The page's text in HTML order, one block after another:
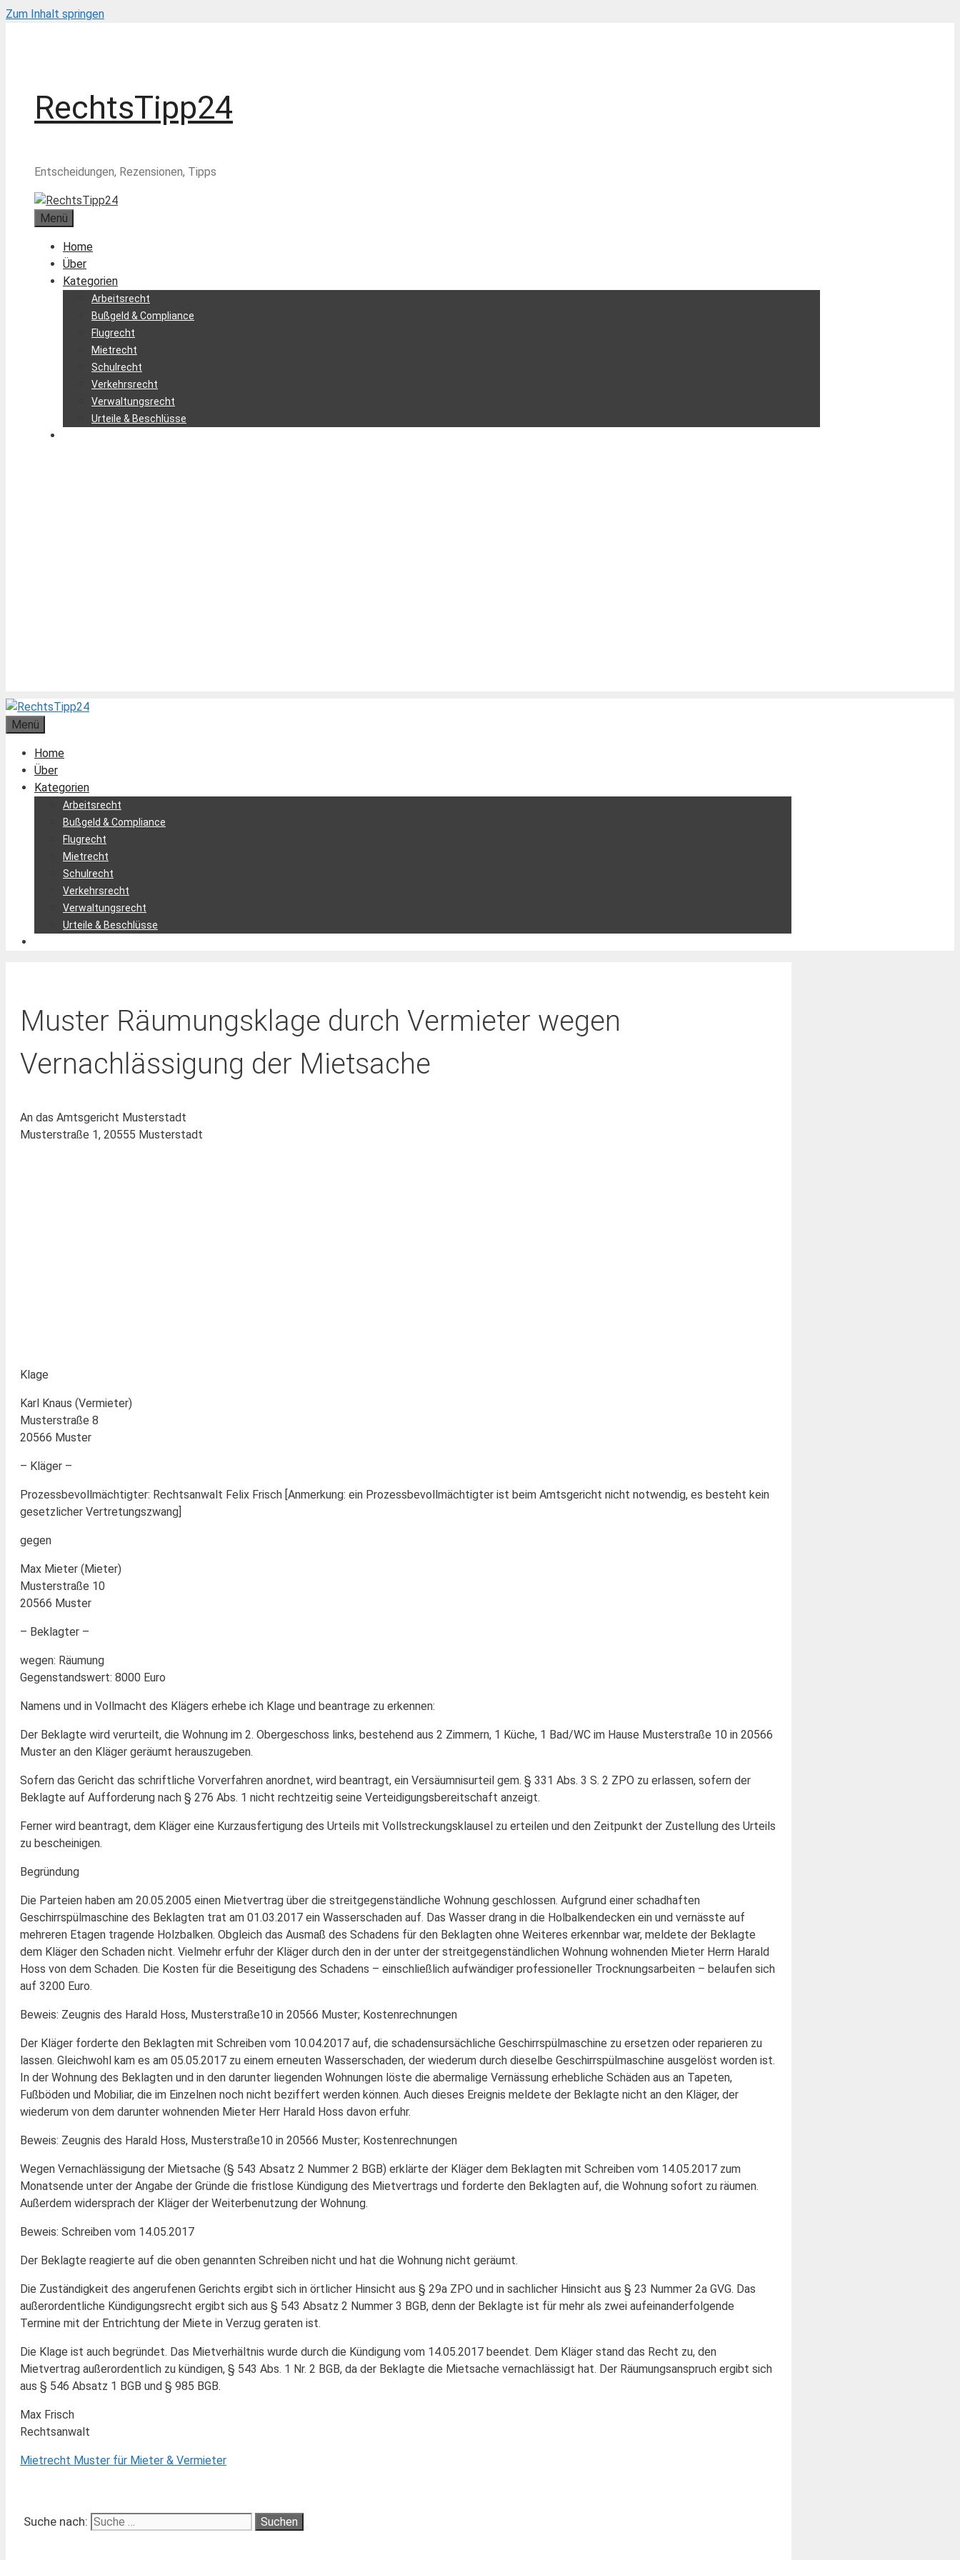
Zum Inhalt springen
RechtsTipp24
Entscheidungen, Rezensionen, Tipps
Menü
Home
Über
Kategorien
Arbeitsrecht
Bußgeld & Compliance
Flugrecht
Mietrecht
Schulrecht
Verkehrsrecht
Verwaltungsrecht
Urteile & Beschlüsse
Menü
Home
Über
Kategorien
Arbeitsrecht
Bußgeld & Compliance
Flugrecht
Mietrecht
Schulrecht
Verkehrsrecht
Verwaltungsrecht
Urteile & Beschlüsse
Muster Räumungsklage durch Vermieter wegen
Vernachlässigung der Mietsache
An das Amtsgericht Musterstadt
Musterstraße 1, 20555 Musterstadt
Klage
Karl Knaus (Vermieter)
Musterstraße 8
20566 Muster
– Kläger –
Prozessbevollmächtigter: Rechtsanwalt Felix Frisch [Anmerkung: ein Prozessbevollmächtigter ist beim Amtsgericht nicht notwendig, es besteht kein
gesetzlicher Vertretungszwang]
gegen
Max Mieter (Mieter)
Musterstraße 10
20566 Muster
– Beklagter –
wegen: Räumung
Gegenstandswert: 8000 Euro
Namens und in Vollmacht des Klägers erhebe ich Klage und beantrage zu erkennen:
Der Beklagte wird verurteilt, die Wohnung im 2. Obergeschoss links, bestehend aus 2 Zimmern, 1 Küche, 1 Bad/WC im Hause Musterstraße 10 in 20566
Muster an den Kläger geräumt herauszugeben.
Sofern das Gericht das schriftliche Vorverfahren anordnet, wird beantragt, ein Versäumnisurteil gem. § 331 Abs. 3 S. 2 ZPO zu erlassen, sofern der
Beklagte auf Aufforderung nach § 276 Abs. 1 nicht rechtzeitig seine Verteidigungsbereitschaft anzeigt.
Ferner wird beantragt, dem Kläger eine Kurzausfertigung des Urteils mit Vollstreckungsklausel zu erteilen und den Zeitpunkt der Zustellung des Urteils
zu bescheinigen.
Begründung
Die Parteien haben am 20.05.2005 einen Mietvertrag über die streitgegenständliche Wohnung geschlossen. Aufgrund einer schadhaften
Geschirrspülmaschine des Beklagten trat am 01.03.2017 ein Wasserschaden auf. Das Wasser drang in die Holbalkendecken ein und vernässte auf
mehreren Etagen tragende Holzbalken. Obgleich das Ausmaß des Schadens für den Beklagten ohne Weiteres erkennbar war, meldete der Beklagte
dem Kläger den Schaden nicht. Vielmehr erfuhr der Kläger durch den in der unter der streitgegenständlichen Wohnung wohnenden Mieter Herrn Harald
Hoss von dem Schaden. Die Kosten für die Beseitigung des Schadens – einschließlich aufwändiger professioneller Trocknungsarbeiten – belaufen sich
auf 3200 Euro.
Beweis: Zeugnis des Harald Hoss, Musterstraße10 in 20566 Muster; Kostenrechnungen
Der Kläger forderte den Beklagten mit Schreiben vom 10.04.2017 auf, die schadensursächliche Geschirrspülmaschine zu ersetzen oder reparieren zu
lassen. Gleichwohl kam es am 05.05.2017 zu einem erneuten Wasserschaden, der wiederum durch dieselbe Geschirrspülmaschine ausgelöst worden ist.
In der Wohnung des Beklagten und in den darunter liegenden Wohnungen löste die abermalige Vernässung erhebliche Schäden aus an Tapeten,
Fußböden und Mobiliar, die im Einzelnen noch nicht beziffert werden können. Auch dieses Ereignis meldete der Beklagte nicht an den Kläger, der
wiederum von dem darunter wohnenden Mieter Herr Harald Hoss davon erfuhr.
Beweis: Zeugnis des Harald Hoss, Musterstraße10 in 20566 Muster; Kostenrechnungen
Wegen Vernachlässigung der Mietsache (§ 543 Absatz 2 Nummer 2 BGB) erklärte der Kläger dem Beklagten mit Schreiben vom 14.05.2017 zum
Monatsende unter der Angabe der Gründe die fristlose Kündigung des Mietvertrags und forderte den Beklagten auf, die Wohnung sofort zu räumen.
Außerdem widersprach der Kläger der Weiterbenutzung der Wohnung.
Beweis: Schreiben vom 14.05.2017
Der Beklagte reagierte auf die oben genannten Schreiben nicht und hat die Wohnung nicht geräumt.
Die Zuständigkeit des angerufenen Gerichts ergibt sich in örtlicher Hinsicht aus § 29a ZPO und in sachlicher Hinsicht aus § 23 Nummer 2a GVG. Das
außerordentliche Kündigungsrecht ergibt sich aus § 543 Absatz 2 Nummer 3 BGB, denn der Beklagte ist für mehr als zwei aufeinanderfolgende
Termine mit der Entrichtung der Miete in Verzug geraten ist.
Die Klage ist auch begründet. Das Mietverhältnis wurde durch die Kündigung vom 14.05.2017 beendet. Dem Kläger stand das Recht zu, den
Mietvertrag außerordentlich zu kündigen, § 543 Abs. 1 Nr. 2 BGB, da der Beklagte die Mietsache vernachlässigt hat. Der Räumungsanspruch ergibt sich
aus § 546 Absatz 1 BGB und § 985 BGB.
Max Frisch
Rechtsanwalt
Mietrecht Muster für Mieter & Vermieter
Suche nach: